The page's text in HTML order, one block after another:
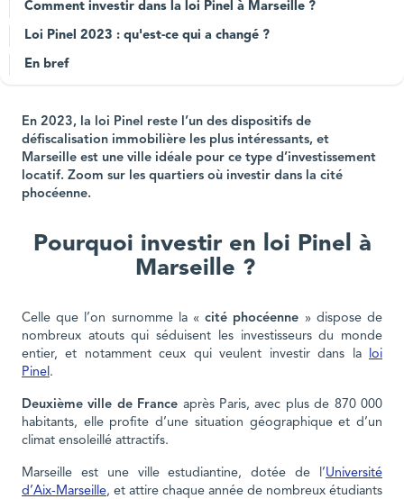
Comment investir dans la loi Pinel à Marseille ?
Loi Pinel 2023 : qu'est-ce qui a changé ?
En bref
En 2023, la loi Pinel reste l’un des dispositifs de
défiscalisation immobilière les plus intéressants, et
Marseille est une ville idéale pour ce type d’investissement
locatif. Zoom sur les quartiers où investir dans la cité
phocéenne.
Pourquoi investir en loi Pinel à
Marseille ?
Celle que l’on surnomme la « cité phocéenne » dispose de
nombreux atouts qui séduisent les investisseurs du monde
entier, et notamment ceux qui veulent investir dans la
loi
Pinel .
Deuxième ville de France après Paris, avec plus de 870 000
habitants, elle profite d’une situation géographique et d’un
climat ensoleillé attractifs.
Marseille est une ville estudiantine, dotée de l’Université
d’Aix-Marseille, et attire chaque année de nombreux étudiants